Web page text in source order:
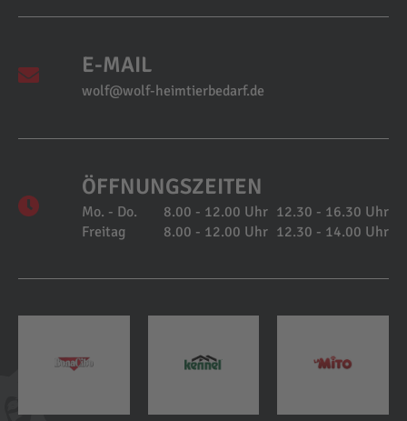
E-MAIL
wolf@wolf-heimtierbedarf.de
ÖFFNUNGSZEITEN
Mo. - Do. 8.00 - 12.00 Uhr 12.30 - 16.30 Uhr
Freitag
8.00 - 12.00 Uhr 12.30 - 14.00 Uhr